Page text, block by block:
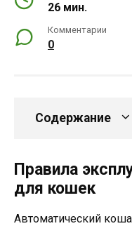
26 мин.
Комментарии
0
Содержание
Правила
для кошек
Автоматический